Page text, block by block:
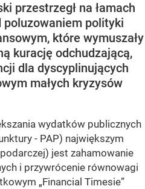
przestrzegł na łamach
poluzowaniem polityki
które wymuszały
kurację odchudzającą,
dla dyscyplinujących
małych kryzysów
wydatków publicznych
- PAP) największym
jest zahamowanie
i przywrócenie równowagi
„Financial Timesie”